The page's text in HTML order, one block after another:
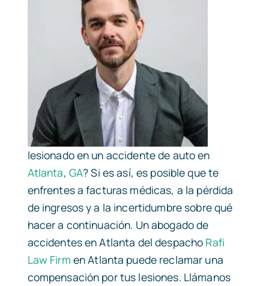
lesionado en un accidente de auto en
Atlanta, GA? Si es así, es posible que te
enfrentes a facturas médicas, a la pérdida
de ingresos y a la incertidumbre sobre qué
hacer a continuación. Un abogado de
accidentes en Atlanta del despacho Rafi
Law Firm en Atlanta puede reclamar una
compensación por tus lesiones. Llámanos